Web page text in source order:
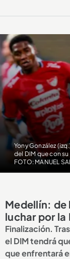
Yony González
del DIM que con
FOTO: MANUEL
Medellín: de
luchar por la
Finalización.
el DIM tendrá
que enfrentará